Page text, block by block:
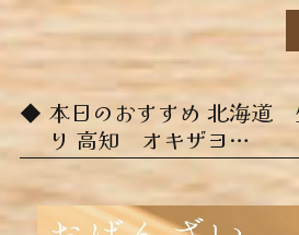
本日のおすすめ ︎北海道
り ︎高知 オキザヨ…